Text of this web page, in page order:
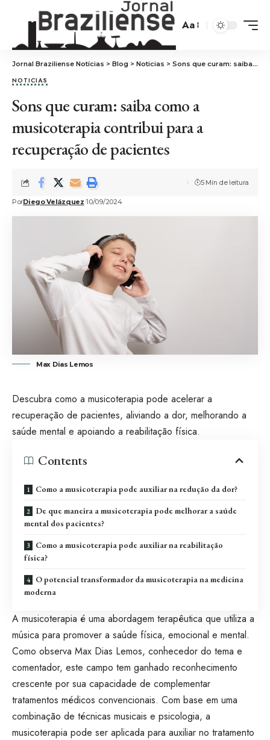
Aa
Jornal Braziliense Notícias > Blog > Noticias > Sons que curam: saiba como a musicoterapia contribui para a recuperação de pacientes
NOTICIAS
Sons que curam: saiba como a
musicoterapia contribui para a
recuperação de pacientes
PorDiego Velázquez 10/09/2024
5 Min de leitura
Max Dias Lemos
Descubra como a musicoterapia pode acelerar a
recuperação de pacientes, aliviando a dor, melhorando a
saúde mental e apoiando a reabilitação física.
Contents
Como a musicoterapia pode auxiliar na redução da dor?
De que maneira a musicoterapia pode melhorar a saúde
mental dos pacientes?
Como a musicoterapia pode auxiliar na reabilitação
física?
O potencial transformador da musicoterapia na medicina
moderna
A musicoterapia é uma abordagem terapêutica que utiliza a
música para promover a saúde física, emocional e mental.
Como observa Max Dias Lemos, conhecedor do tema e
comentador, este campo tem ganhado reconhecimento
crescente por sua capacidade de complementar
tratamentos médicos convencionais. Com base em uma
combinação de técnicas musicais e psicologia, a
musicoterapia pode ser aplicada para auxiliar no tratamento